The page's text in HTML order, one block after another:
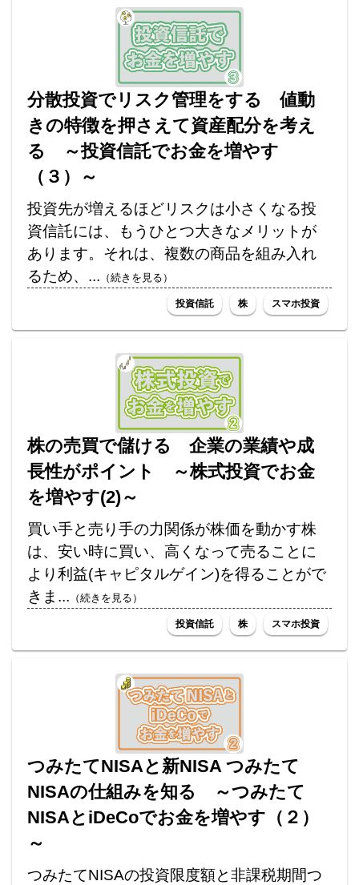
分散投資でリスク管理をする 値動
きの特徴を押さえて資産配分を考え
る ～投資信託でお金を増やす
（３）～
投資先が増えるほどリスクは小さくなる投
資信託には、もうひとつ大きなメリットが
あります。それは、複数の商品を組み入れ
るため、... （続きを見る）
投資信託 株 スマホ投資
株の売買で儲ける 企業の業績や成
長性がポイント ～株式投資でお金
を増やす(2)～
買い手と売り手の力関係が株価を動かす株
は、安い時に買い、高くなって売ることに
より利益(キャピタルゲイン)を得ることがで
きま... （続きを見る）
投資信託 株 スマホ投資
つみたてNISAと新NISA つみたて
NISAの仕組みを知る ～つみたて
NISAとiDeCoでお金を増やす（２）
～
つみたてNISAの投資限度額と非課税期間つ